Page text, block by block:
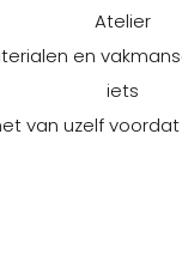
Atelier
en
iets
van uzelf